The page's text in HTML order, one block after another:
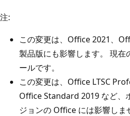
注:
この変更は、Office 2021、
製品版にも影響します。 現在
ールです。
この変更は、Office LTSC
Office Standard 2019 など、
ジョンの Office には影響しま